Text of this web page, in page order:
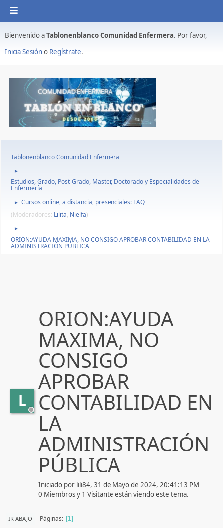
Bienvenido aTablonenblanco Comunidad Enfermera. Por favor,
Inicia Sesióno Regístrate.
Tablonenblanco Comunidad Enfermera
►
Estudios, Grado, Post-Grado, Master, Doctorado y Especialidades de
Enfermería
►
Cursos online, a distancia, presenciales: FAQ
(Moderadores: Lilita, Nielfa)
►
ORION:AYUDA MAXIMA, NO CONSIGO APROBAR CONTABILIDAD EN LA
ADMINISTRACIÓN PÚBLICA
L
ORION:AYUDA
MAXIMA, NO
CONSIGO
APROBAR
CONTABILIDAD EN
LA
ADMINISTRACIÓN
PÚBLICA
Iniciado por lili84, 31 de Mayo de 2024, 20:41:13 PM
0 Miembros y 1 Visitante están viendo este tema.
IR ABAJO Páginas 1